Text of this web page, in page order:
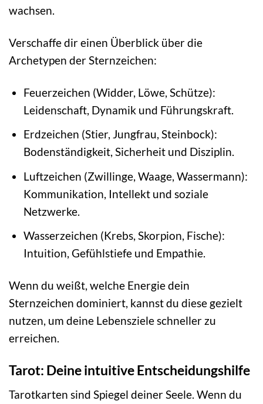
wachsen.
Verschaffe dir einen Überblick über die
Archetypen der Sternzeichen:
Feuerzeichen (Widder, Löwe, Schütze):
Leidenschaft, Dynamik und Führungskraft.
Erdzeichen (Stier, Jungfrau, Steinbock):
Bodenständigkeit, Sicherheit und Disziplin.
Luftzeichen (Zwillinge, Waage, Wassermann):
Kommunikation, Intellekt und soziale
Netzwerke.
Wasserzeichen (Krebs, Skorpion, Fische):
Intuition, Gefühlstiefe und Empathie.
Wenn du weißt, welche Energie dein
Sternzeichen dominiert, kannst du diese gezielt
nutzen, um deine Lebensziele schneller zu
erreichen.
Tarot: Deine intuitive Entscheidungshilfe
Tarotkarten sind Spiegel deiner Seele. Wenn du